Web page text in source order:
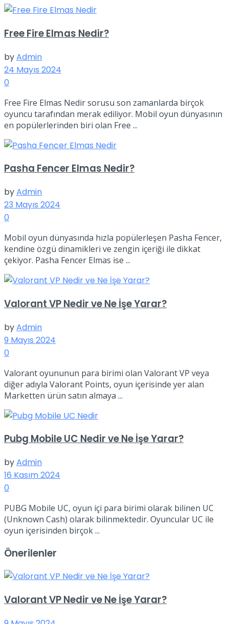
Free Fire Elmas Nedir?
byAdmin
24 Mayıs 2024
0
Free Fire Elmas Nedir sorusu son zamanlarda birçok
oyuncu tarafından merak ediliyor. Mobil oyun dünyasının
en popülerlerinden biri olan Free ...
Pasha Fencer Elmas Nedir?
byAdmin
23 Mayıs 2024
0
Mobil oyun dünyasında hızla popülerleşen Pasha Fencer,
kendine özgü dinamikleri ve zengin içeriği ile dikkat
çekiyor. Pasha Fencer Elmas ise ...
Valorant VP Nedir ve Ne İşe Yarar?
byAdmin
9 Mayıs 2024
0
Valorant oyununun para birimi olan Valorant VP veya
diğer adıyla Valorant Points, oyun içerisinde yer alan
Marketten ürün satın almaya ...
Pubg Mobile UC Nedir ve Ne İşe Yarar?
byAdmin
16 Kasım 2024
0
PUBG Mobile UC, oyun içi para birimi olarak bilinen UC
(Unknown Cash) olarak bilinmektedir. Oyuncular UC ile
oyun içerisinden birçok ...
Önerilenler
Valorant VP Nedir ve Ne İşe Yarar?